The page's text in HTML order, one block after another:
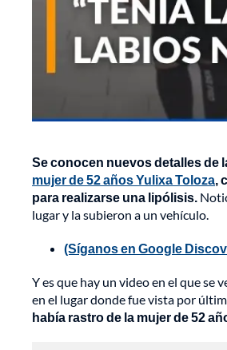
Se conocen nuevos detalles de
mujer de 52 años Yulixa Toloza,
para realizarse una lipólisis.
lugar y la subieron a un vehículo.
(Síganos en Google
Y es que hay un video en el que
en el lugar donde fue vista por
había rastro de la mujer de 52